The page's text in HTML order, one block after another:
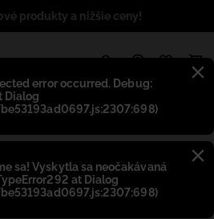
error occurred. Debug:
Dialog
sa! Vyskytla sa neočakávaná
at Dialog
produkty a nižšie ceny!